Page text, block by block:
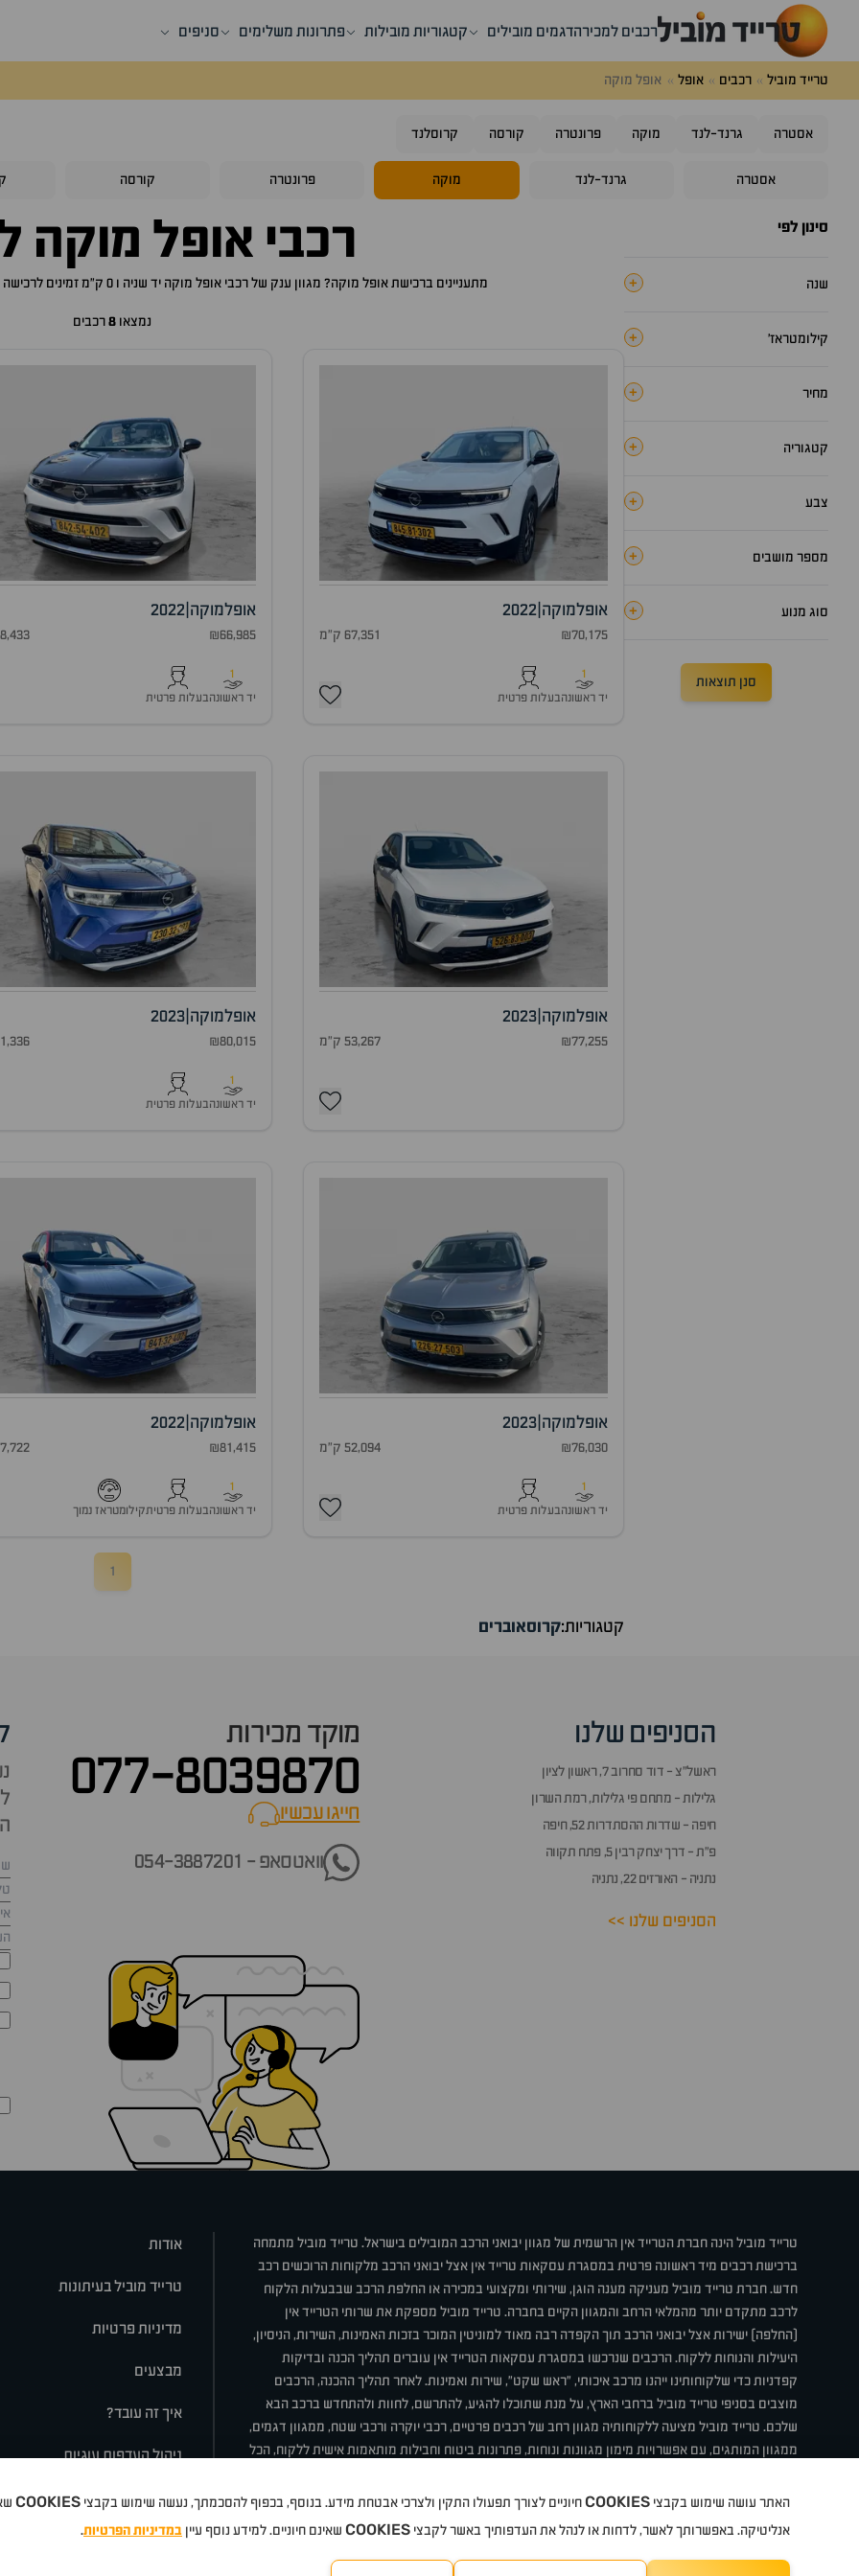
רכבים למכירהדגמים מובילים קטגוריות מובילות פתרונות משלימים סניפים
טרייד מוביל רכבים אופל אופל מוקה
אסטרה גרנד-לנד מוקה פרונטרה קורסה קרוסלנד
אסטרה גרנד-לנד מוקה פרונטרה קורסה
סינון לפי
שנה +
קילומטראז׳ +
מחיר +
קטגוריה +
צבע +
מספר מושבים +
סוג מנוע +
סנן תוצאות
רכבי אופל מוקה
מתעניינים ברכישתאופל מוקה? מגוון ענק של רכבי אופל מוקה יד שניה ו 0 ק"מ זמינים לרכישה באתר, לכם רק נותר לבחור את ה
נמצאו 8רכבים
אופלמוקה |
2022
₪70,175 67,351 ק"מ
1
יד ראשונהבעלות פרטית
אופלמוקה 2022
₪66,985
88,433
1
יד ראשונהבעלות פרטית
אופלמוקה |
2023
₪77,255 53,267 ק"מ
אופלמוקה 2023
₪80,015
41,336
1
יד ראשונהבעלות פרטית
אופלמוקה |
2023
₪76,030 52,094 ק"מ
1
יד ראשונהבעלות פרטית
אופלמוקה 2022
₪81,415
37,722
1
יד ראשונהבעלות פרטיתקילומטראז נמוך
1
קטגוריות:קרוסאוברים
הסניפים שלנו
ראשל״צ - דוד סחרוב 7, ראשון לציון
גלילות - מתחם פי גלילות, רמת השרון
חיפה - שדרות ההסתדרות 52, חיפה
פ״ת - דרך יצחק רבין 5, פתח תקווה
נתניה - האורזים 22, נתניה
הסניפים שלנו >>
מוקד מכירות
077-8039870
חייגו עכשיוcall now
וואטסאפ - 054-3887201
טרייד מוביל הינה חברת הטרייד אין הרשמית של מגוון יבואני הרכב המובילים בישראל. טרייד מוביל מתמחה
ברכישת רכבים מיד ראשונה פרטית במסגרת עסקאות טרייד אין אצל יבואני הרכב מלקוחות הרוכשים רכב
חדש. חברת טרייד מוביל מעניקה מענה הוגן, שירותי ומקצועי במכירה או החלפת הרכב שבבעלות הלקוח
לרכב מתקדם יותר מהמלאי הרחב והמגוון הקיים בחברה. טרייד מוביל מספקת את שרותי הטרייד אין
(החלפה) ישירות אצל יבואני הרכב תוך הקפדה רבה מאוד למוניטין המוכר בזכות האמינות, השירות, הניסיון,
היעילות והנוחות ללקוח. הרכבים שנרכשו במסגרת עסקאות הטרייד אין עוברים תהליך הכנה ובדיקות
קפדניות כדי שלקוחותינו ייהנו מרכב איכותי, "ראש שקט", שירות ואמינות. לאחר תהליך ההכנה, הרכבים
מוצבים בסניפי טרייד מוביל ברחבי הארץ, על מנת שתוכלו להגיע, להתרשם, לחוות ולהתחדש ברכב הבא
שלכם. טרייד מוביל מציעה ללקוחותיה מגוון רחב של רכבים פרטיים, רכבי יוקרה ורכבי שטח, ממגוון דגמים,
ממגוון המותגים, עם אפשרויות מימון מגוונות ונוחות, פתרונות ביטוח וחבילות מותאמות אישית ללקוח, הכל
אודות
טרייד מוביל בעיתונות
מדיניות פרטיות
מבצעים
איך זה עובד?
ניהול העדפות עוגיות
קיהסיטרואןאופלפיג'וMG
Geelyמזדהבי ווי דיצ'ריטסלהניסאןטויוטה דאצ'יה פולקסווגןטסלהג'יפ ב מ וולקסוסאאודיסקודה
האתר עושה שימוש בקבצי COOKIESחיוניים לצורך תפעולו התקין ולצרכי אבטחת מידע. בנוסף, בכפוף להסכמתך, נעשה שימוש בקבצי COOKIES
אנליטיקה. באפשרותך לאשר, לדחות או לנהל את העדפותיך באשר לקבצי COOKIES שאינם חיוניים. למידע נוסף עיין במדיניות הפרטיות.